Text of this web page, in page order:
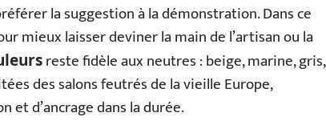
la suggestion à la démonstration. Dans ce
mieux laisser deviner la main de l’artisan ou la
reste fidèle aux neutres : beige, marine, gris,
des salons feutrés de la vieille Europe,
d’ancrage dans la durée.